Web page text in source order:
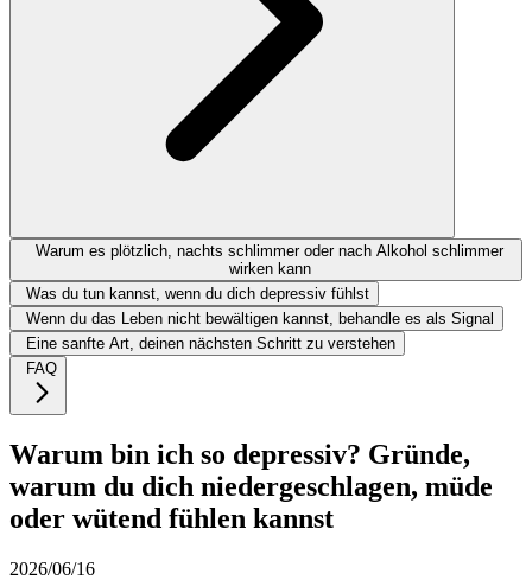
Warum es plötzlich, nachts schlimmer oder nach Alkohol schlimmer
wirken kann
Was du tun kannst, wenn du dich depressiv fühlst
Wenn du das Leben nicht bewältigen kannst, behandle es als Signal
Eine sanfte Art, deinen nächsten Schritt zu verstehen
FAQ
Warum bin ich so depressiv? Gründe,
warum du dich niedergeschlagen, müde
oder wütend fühlen kannst
2026/06/16